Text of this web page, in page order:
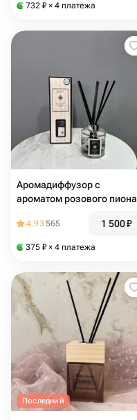
732 ₽ × 4 платежа
Аромадиффузор с
ароматом розового пиона
4.93565 1 500₽
375 ₽ × 4 платежа
Последний